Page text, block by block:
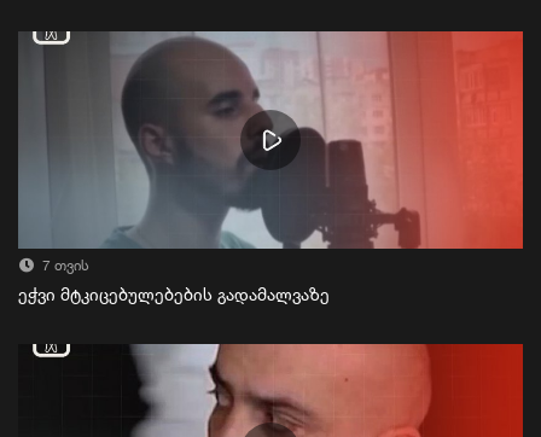
7 თვის
ეჭვი მტკიცებულებების გადამალვაზე